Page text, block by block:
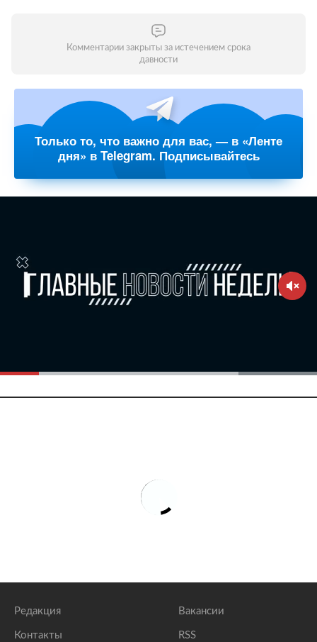
Комментарии закрыты за истечением срока
давности
Только то, что важно для вас, — в «Ленте
дня» в Telegram. Подписывайтесь
Редакция
Контакты
Вакансии
RSS